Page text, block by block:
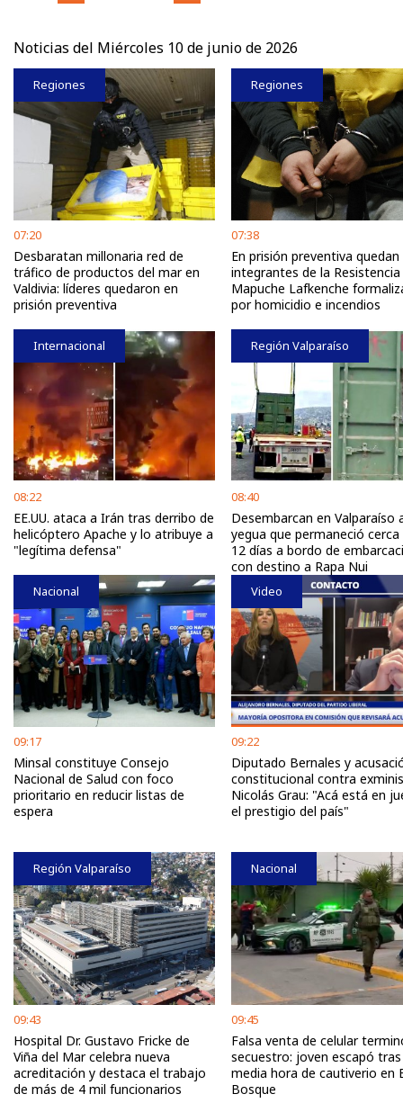
Noticias del Miércoles 10 de junio de 2026
Regiones
07:20
Desbaratan millonaria red de
tráfico de productos del mar en
Valdivia: líderes quedaron en
prisión preventiva
Regiones
07:38
En prisión preventiva quedan
integrantes de la Resistencia
Mapuche Lafkenche
por homicidio e incendios
Internacional
08:22
EE.UU. ataca a Irán tras derribo de
helicóptero Apache y lo atribuye a
"legítima defensa"
Región Valparaíso
08:40
Desembarcan en Valparaíso
yegua que permaneció cerca
12 días a bordo de
con destino a Rapa Nui
Nacional
09:17
Minsal constituye Consejo
Nacional de Salud con foco
prioritario en reducir listas de
espera
Video
09:22
Diputado Bernales y
constitucional contra
Nicolás Grau: "Acá está en
el prestigio del país"
Región Valparaíso
09:43
Hospital Dr. Gustavo Fricke de
Viña del Mar celebra nueva
acreditación y destaca el trabajo
de más de 4 mil funcionarios
Nacional
09:45
Falsa venta de celular
secuestro: joven escapó tras
media hora de cautiverio en
Bosque